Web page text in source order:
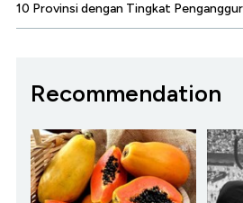
10 Provinsi dengan Tingkat
Recommendation